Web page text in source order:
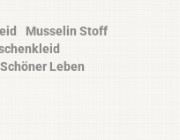
Musselin Stoff
Schöner Leben